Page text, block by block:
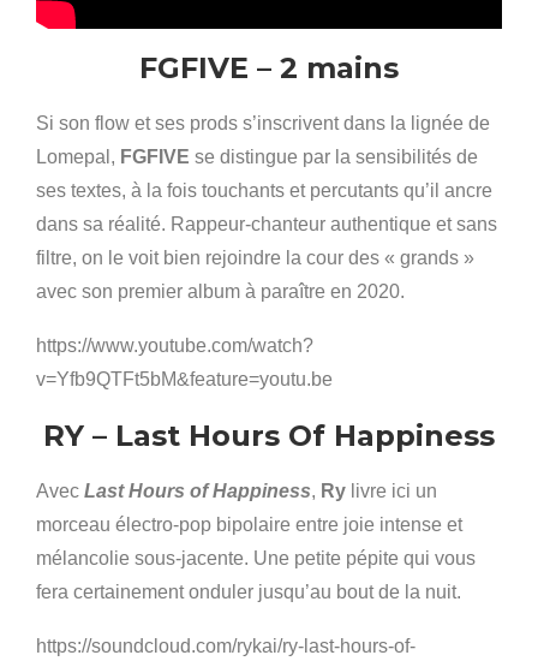
FGFIVE – 2 mains
Si son flow et ses prods s’inscrivent dans la lignée de
Lomepal, FGFIVE se distingue par la sensibilités de
ses textes, à la fois touchants et percutants qu’il ancre
dans sa réalité. Rappeur-chanteur authentique et sans
filtre, on le voit bien rejoindre la cour des « grands »
avec son premier album à paraître en 2020.
https://www.youtube.com/watch?
v=Yfb9QTFt5bM&feature=youtu.be
RY – Last Hours Of Happiness
Avec Last Hours of Happiness, Ry livre ici un
morceau électro-pop bipolaire entre joie intense et
mélancolie sous-jacente. Une petite pépite qui vous
fera certainement onduler jusqu’au bout de la nuit.
https://soundcloud.com/rykai/ry-last-hours-of-